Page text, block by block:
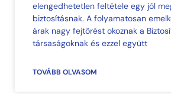
elengedhetetlen feltétele egy jól
biztosításnak. A folyamatosan
árak nagy fejtörést okoznak a
társaságoknak és ezzel együtt
TOVÁBB OLVASOM